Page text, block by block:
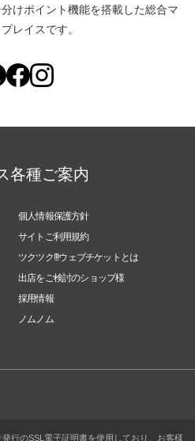
けポイント機能を搭載した総合マ
レイスです。
各種ご案内
個人情報保護方針
サイトご利用規約
ツクツク!!!ウェブチケットとは
出店をご検討のショップ様
採用情報
ノムノム
行のSSL電子証明書を使用しており、お客様